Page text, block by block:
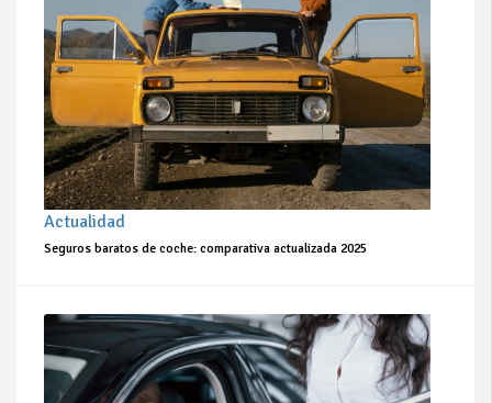
Actualidad
Seguros baratos de coche: comparativa actualizada 2025